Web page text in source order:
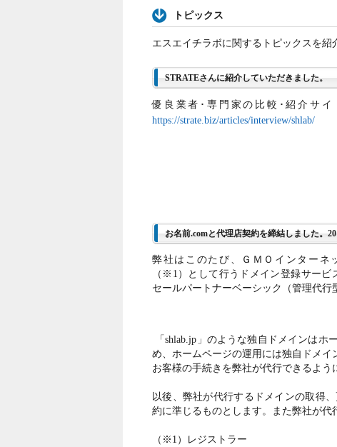
トピックス
エスエイチラボに関するトピックスを紹
STRATEさんに紹介していただきました。
優良業者･専門家の比較･紹介サイ
https://strate.biz/articles/interview/shlab/
お名前.comと代理店契約を締結しました。
弊社はこのたび、ＧＭＯインターネ
（※1）として行うドメイン登録サービ
セールパートナーベーシック（管理代行
「shlab.jp」のような独自ドメインは
め、ホームページの運用には独自ドメ
お客様の手続きを弊社が代行できるよう
以後、弊社が代行するドメインの取得
約に準じるものとします。また弊社が代
（※1）レジストラー